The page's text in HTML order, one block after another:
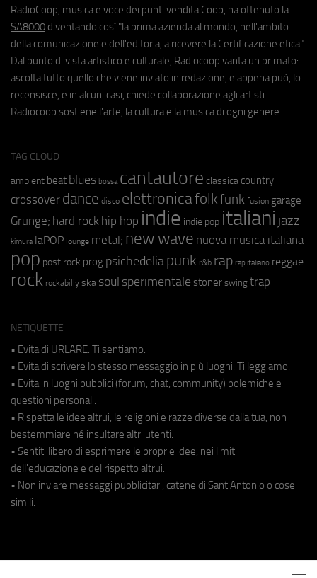
RadioCoop, musica e voce dei punti vendita Coop, ha ottenuto la
SA8000 diventando così "la prima azienda al mondo, nell'ambito
della comunicazione e dell'editoria, a ricevere la Certificazione etica".
Dal punto di vista artistico e culturale, Radiocoop vanta un primato:
ascolta tutto quello che viene inviato in redazione, e appena può, lo
recensisce, e in alcuni casi, chiede collaborazione agli artisti.
Radiocoop sostiene l'arte, la cultura e la musica di ogni genere.
TAG CLOUD
ambient beat blues bossa cantautore classica country
crossover dance disco elettronicafolkfunk fusion garage
Grunge; hard rock hip hop indie indie pop italiani jazz
kimura laPOP lounge metal; new wave nuova musica italiana
pop post rock prog psichedeliapunk r&b rap rap italiano reggae
rock rockabilly ska soul sperimentale stoner swing trap
NETIQUETTE
• Evita di URLARE. Ti sentiamo.
• Evita di scrivere lo stesso messaggio in più luoghi. Ti leggiamo.
• Evita in luoghi pubblici (forum, chat, community) polemiche e
questioni personali.
• Rispetta le idee altrui, le religioni e razze diverse dalla tua, non
bestemmiare né insultare altri utenti.
• Sentiti libero di esprimere le proprie idee, nei limiti
dell'educazione e del rispetto altrui.
• Non inviare messaggi pubblicitari, catene di Sant'Antonio o cose
simili.